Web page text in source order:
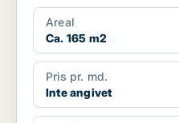
Areal
Ca. 165 m2
Pris pr. md.
Inte angivet